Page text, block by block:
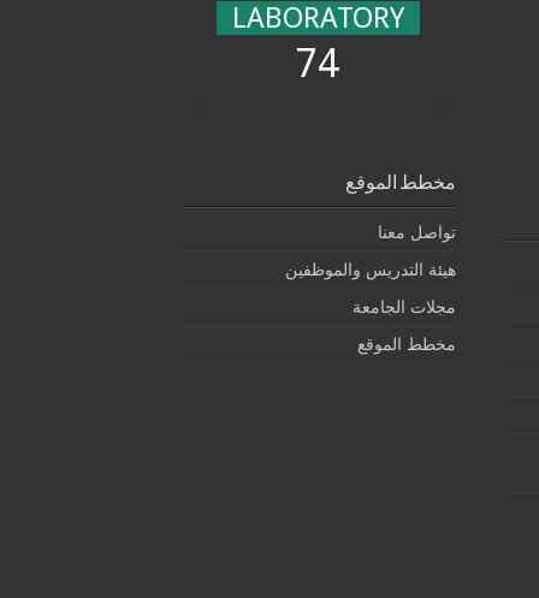
LABORATORY
74
مخطط الموقع
تواصل معنا
هيئة التدريس والموظفين
مجلات الجامعة
مخطط الموقع